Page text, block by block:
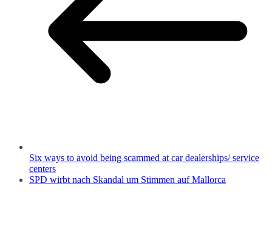
Six ways to avoid being scammed at car dealerships/ service
centers
SPD wirbt nach Skandal um Stimmen auf Mallorca